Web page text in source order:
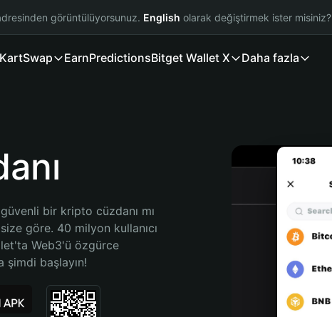
görüntülüyorsunuz. English olarak değiştirmek ister misiniz?
KartSwap EarnPredictionsBitget Wallet X Daha fazla
bir kripto cüzdanı mı
göre. 40 milyon kullanıcı
Web3'ü özgürce
şimdi başlayın!